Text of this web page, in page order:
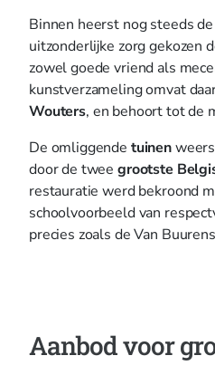
Binnen heerst nog steeds de
uitzonderlijke zorg gekozen
zowel goede vriend als
kunstverzameling omvat
Wouters, en behoort tot de
De omliggende tuinen
door de tweegrootste
restauratie werd bekroond
schoolvoorbeeld van
precies zoals de Van
Aanbod voor